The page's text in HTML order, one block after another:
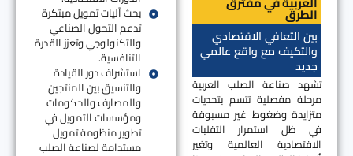
الطرق
بين التعافي الاقتصادي
والتكيف مع واقع عالمي
جديد
تشهد صناعة الصلب العربية
مرحلة مفصلية تتسم بتحديات
متزايدة وضغوط غير مسبوقة
في ظل استمرار التقلبات
الاقتصادية العالمية وتغير
بحث آليات تمويل مبتكرة
تدعم التحول الصناعي
والتكنولوجي وتعزز القدرة
التنافسية.
استشراف دور القيادة
والتنسيق بين المنتجين
والمصارف والحكومات
ومؤسسات التمويل في
تطوير منظومة تمويل
مستدامة لصناعة الصلب